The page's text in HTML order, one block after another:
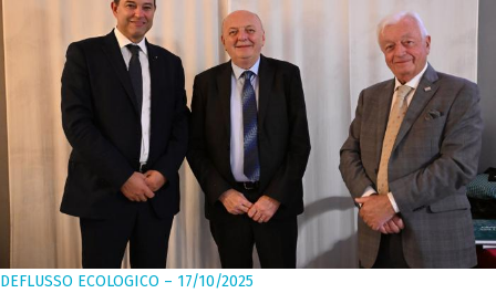
DEFLUSSO ECOLOGICO – 17/10/2025